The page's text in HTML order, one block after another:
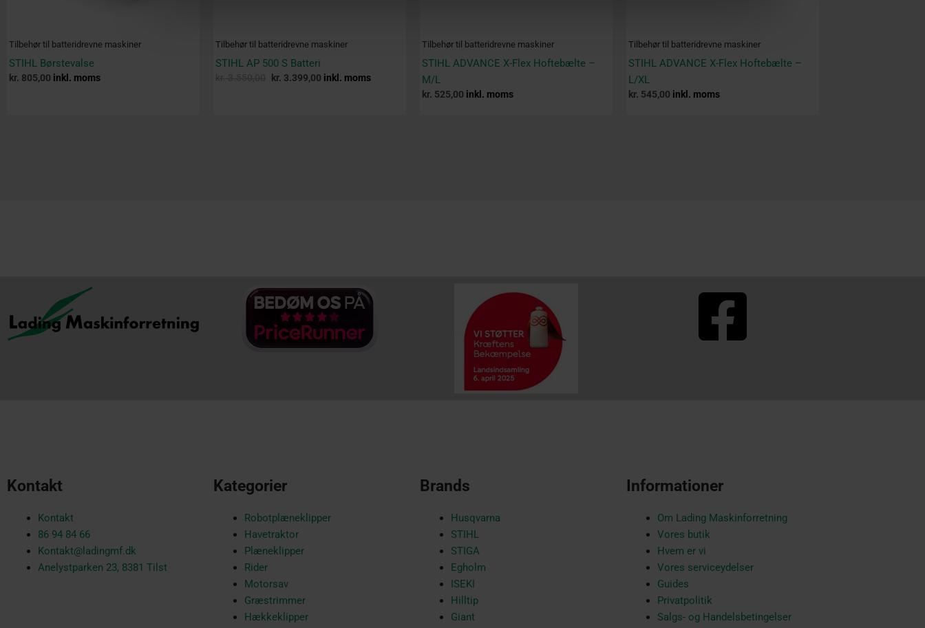
Tilbehør til batteridrevne maskiner
STIHL Børstevalse
kr. 805,00 inkl. moms
Tilbehør til batteridrevne maskiner
STIHL AP 500 S Batteri
kr. 3.399,00 inkl. moms
Tilbehør til batteridrevne maskiner
STIHL ADVANCE X-Flex Hoftebælte –
M/L
kr. 525,00 inkl. moms
Tilbehør til batteridrevne maskiner
STIHL ADVANCE X-Flex Hoftebælte –
L/XL
kr. 545,00 inkl. moms
F
e
b
o
Kontakt
Kontakt
86 94 84 66
Kontakt@ladingmf.dk
Anelystparken 23, 8381 Tilst
Kategorier
Robotplæneklipper
Havetraktor
Plæneklipper
Rider
Motorsav
Græstrimmer
Hækkeklipper
Brands
Husqvarna
STIHL
STIGA
Egholm
ISEKI
Hilltip
Giant
Informationer
Om Lading Maskinforretning
Vores butik
Hvem er vi
Vores serviceydelser
Guides
Privatpolitik
Salgs- og Handelsbetingelser